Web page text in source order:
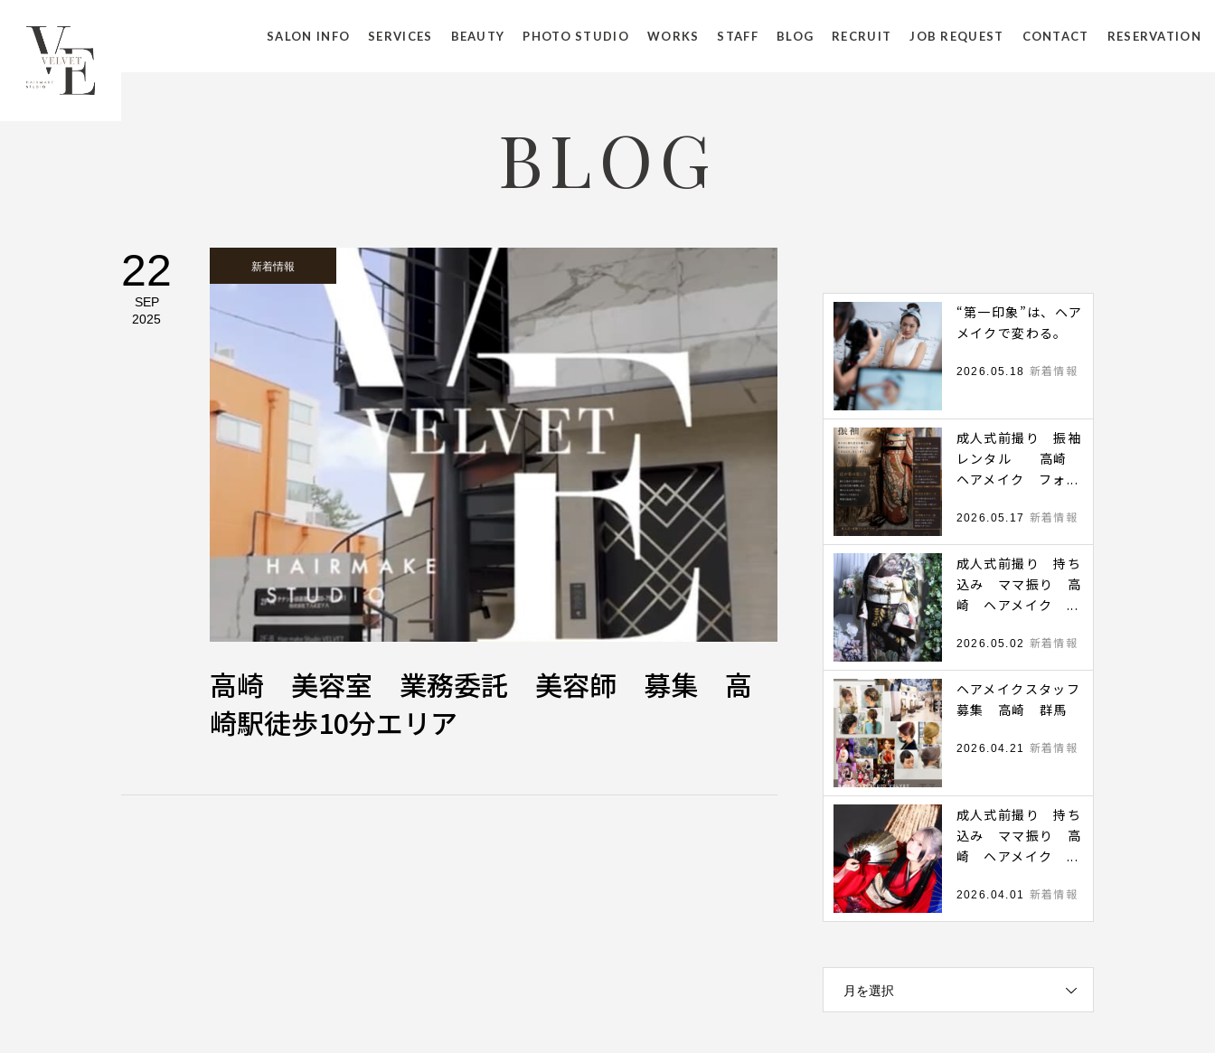
SALON INFO SERVICES BEAUTY PHOTO STUDIO WORKS STAFF BLOG RECRUIT JOB REQUEST CONTACT RESERVATION
BLOG
22
SEP
2025
新着情報
高崎 美容室 業務委託 美容師 募集 高
崎駅徒歩10分エリア
“第一印象”は、ヘア
メイクで変わる。
2026.05.18 新着情報
成人式前撮り 振袖
レンタル 高崎
ヘアメイク フォ...
2026.05.17 新着情報
成人式前撮り 持ち
込み ママ振り 高
崎 ヘアメイク ...
2026.05.02 新着情報
ヘアメイクスタッフ
募集 高崎 群馬
2026.04.21 新着情報
成人式前撮り 持ち
込み ママ振り 高
崎 ヘアメイク ...
2026.04.01 新着情報
月を選択